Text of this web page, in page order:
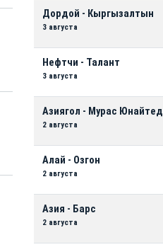
Дордой - Кыргызалтын
3 августа
Нефтчи - Талант
3 августа
Азиягол - Мурас Юнайтед
2 августа
Алай - Озгон
2 августа
Азия - Барс
2 августа